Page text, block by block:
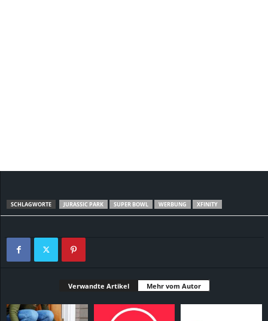
SCHLAGWORTE JURASSIC PARK SUPER BOWL WERBUNG XFINITY
Verwandte Artikel Mehr vom Autor